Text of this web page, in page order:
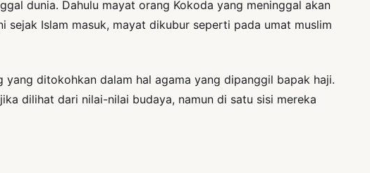
dunia. Dahulu mayat orang Kokoda yang meninggal akan
Islam masuk, mayat dikubur seperti pada umat muslim
ditokohkan dalam hal agama yang dipanggil bapak haji.
dilihat dari nilai-nilai budaya, namun di satu sisi mereka